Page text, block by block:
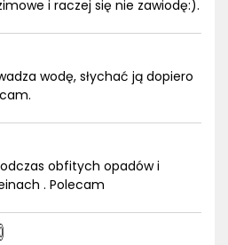
i raczej się nie zawiodę:).
wodę, słychać ją dopiero
obfitych opadów i
. Polecam